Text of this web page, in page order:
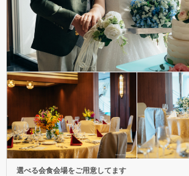
選べる会食会場をご用意してます